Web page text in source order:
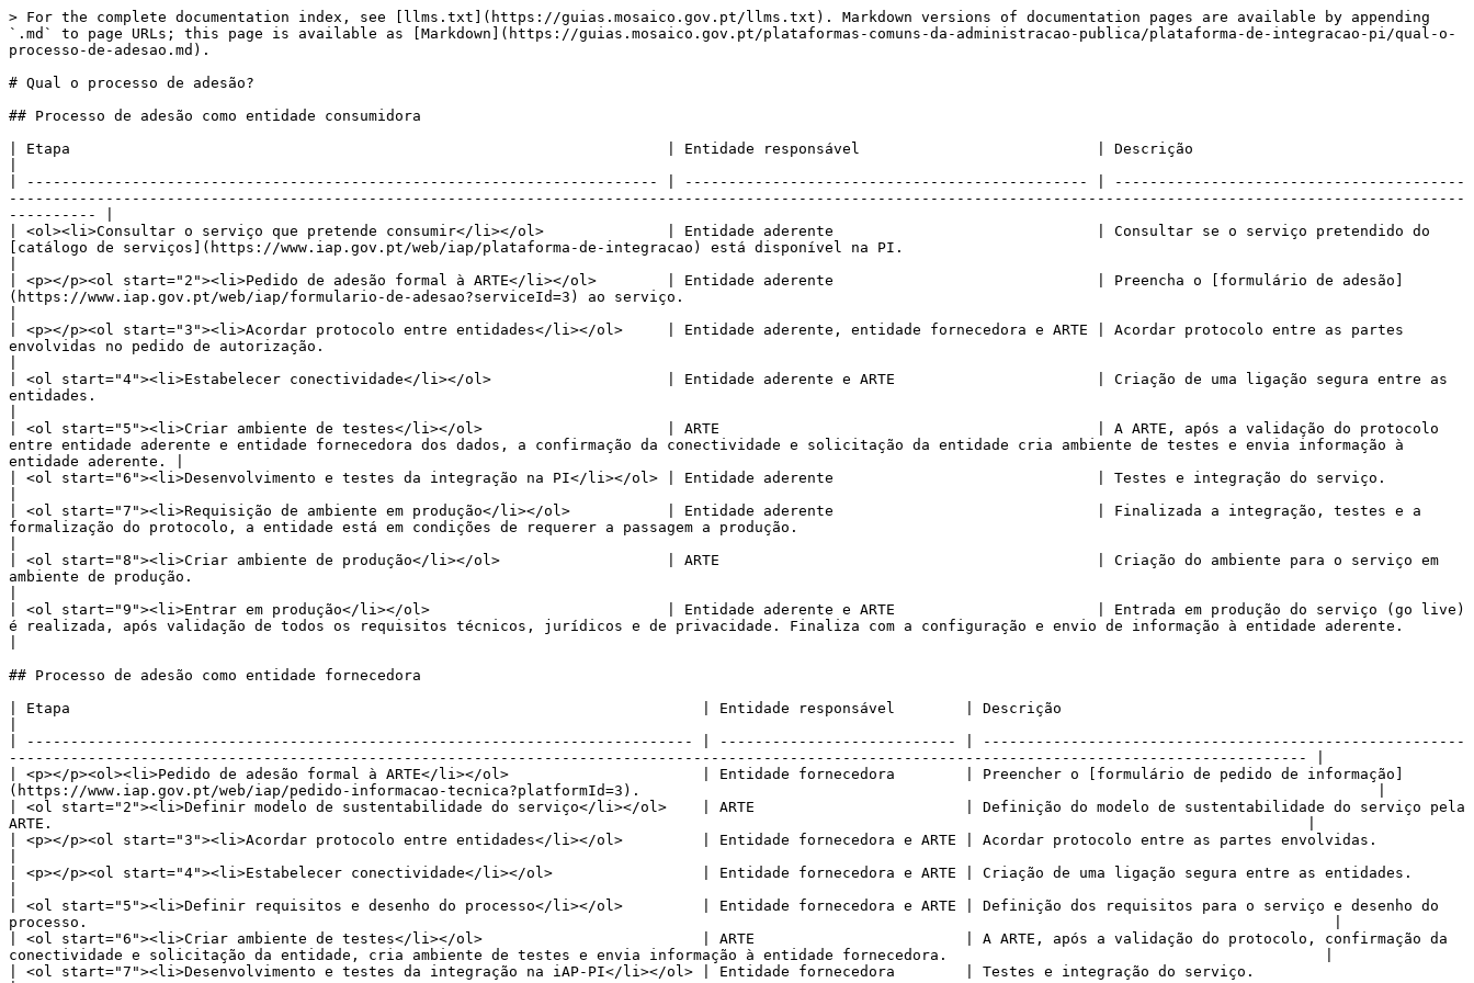
> For the complete documentation index, see [llms.txt](https://guias.mosaico.gov.pt/llms.txt). Markdown versions of documentation pages are available by appending
`.md` to page URLs; this page is available as [Markdown](https://guias.mosaico.gov.pt/plataformas-comuns-da-administracao-publica/plataforma-de-integracao-pi/qual-o-
processo-de-adesao.md).
# Qual o processo de adesão?
## Processo de adesão como entidade consumidora
| Etapa                                                                    | Entidade responsável                           | Descrição
| ------------------------------------------------------------------------ | ---------------------------------------------- | ----------------------------------------
----------------------------------------------------------------------------------------------------------------------------------------------------------------------
---------- |
| <ol><li>Consultar o serviço que pretende consumir</li></ol>              | Entidade aderente                              | Consultar se o serviço pretendido do
[catálogo de serviços](https://www.iap.gov.pt/web/iap/plataforma-de-integracao) está disponível na PI.
| <p></p><ol start="2"><li>Pedido de adesão formal à ARTE</li></ol>        | Entidade aderente                              | Preencha o [formulário de adesão]
(https://www.iap.gov.pt/web/iap/formulario-de-adesao?serviceId=3) ao serviço.
| <p></p><ol start="3"><li>Acordar protocolo entre entidades</li></ol>     | Entidade aderente, entidade fornecedora e ARTE | Acordar protocolo entre as partes
envolvidas no pedido de autorização.
| <ol start="4"><li>Estabelecer conectividade</li></ol>                    | Entidade aderente e ARTE                       | Criação de uma ligação segura entre as
entidades.
| <ol start="5"><li>Criar ambiente de testes</li></ol>                     | ARTE                                           | A ARTE, após a validação do protocolo
entre entidade aderente e entidade fornecedora dos dados, a confirmação da conectividade e solicitação da entidade cria ambiente de testes e envia informação à
entidade aderente. |
| <ol start="6"><li>Desenvolvimento e testes da integração na PI</li></ol> | Entidade aderente                              | Testes e integração do serviço.
| <ol start="7"><li>Requisição de ambiente em produção</li></ol>           | Entidade aderente                              | Finalizada a integração, testes e a
formalização do protocolo, a entidade está em condições de requerer a passagem a produção.
| <ol start="8"><li>Criar ambiente de produção</li></ol>                   | ARTE                                           | Criação do ambiente para o serviço em
ambiente de produção.
| <ol start="9"><li>Entrar em produção</li></ol>                           | Entidade aderente e ARTE                       | Entrada em produção do serviço (go live)
é realizada, após validação de todos os requisitos técnicos, jurídicos e de privacidade. Finaliza com a configuração e envio de informação à entidade aderente.
## Processo de adesão como entidade fornecedora
| Etapa                                                                        | Entidade responsável        | Descrição
| ---------------------------------------------------------------------------- | --------------------------- | -------------------------------------------------------
---------------------------------------------------------------------------------------------------------------------------------------------------- |
| <p></p><ol><li>Pedido de adesão formal à ARTE</li></ol>                      | Entidade fornecedora        | Preencher o [formulário de pedido de informação]
(https://www.iap.gov.pt/web/iap/pedido-informacao-tecnica?platformId=3).                                                                                    |
| <ol start="2"><li>Definir modelo de sustentabilidade do serviço</li></ol>    | ARTE                        | Definição do modelo de sustentabilidade do serviço pela
ARTE.                                                                                                                                               |
| <p></p><ol start="3"><li>Acordar protocolo entre entidades</li></ol>         | Entidade fornecedora e ARTE | Acordar protocolo entre as partes envolvidas.
| <p></p><ol start="4"><li>Estabelecer conectividade</li></ol>                 | Entidade fornecedora e ARTE | Criação de uma ligação segura entre as entidades.
| <ol start="5"><li>Definir requisitos e desenho do processo</li></ol>         | Entidade fornecedora e ARTE | Definição dos requisitos para o serviço e desenho do
processo.                                                                                                                                              |
| <ol start="6"><li>Criar ambiente de testes</li></ol>                         | ARTE                        | A ARTE, após a validação do protocolo, confirmação da
conectividade e solicitação da entidade, cria ambiente de testes e envia informação à entidade fornecedora.                                           |
| <ol start="7"><li>Desenvolvimento e testes da integração na iAP-PI</li></ol> | Entidade fornecedora        | Testes e integração do serviço.